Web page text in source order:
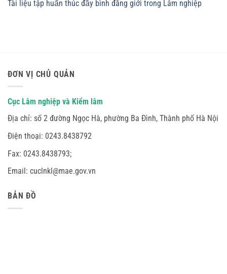
Tài liệu tập huấn thúc đầy bình đằng giới trong Lâm nghiệp
ĐƠN VỊ CHỦ QUẢN
Cục Lâm nghiệp và Kiểm lâm
Địa chỉ: số 2 đường Ngọc Hà, phường Ba Đình, Thành phố Hà Nội
Điện thoại: 0243.8438792
Fax: 0243.8438793;
Email: cuclnkl@mae.gov.vn
BẢN ĐỒ